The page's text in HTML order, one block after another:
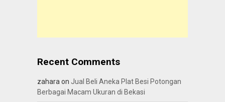
Recent Comments
zahara on Jual Beli Aneka Plat Besi Potongan
Berbagai Macam Ukuran di Bekasi